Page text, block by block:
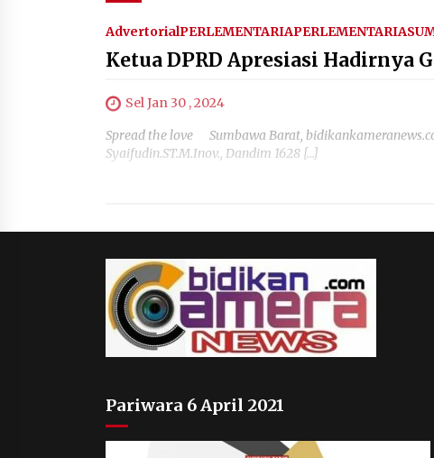
AdvertorialPERLEMENTARIAPERLEMENTARIA
Ketua DPRD Apresiasi Hadirnya
Sel Jan 30 , 2024
Spread the love Sumbawa Barat,
Syaifudin.ST.M.Inov., Dandim 1628 […]
Pariwara 6 April 2021